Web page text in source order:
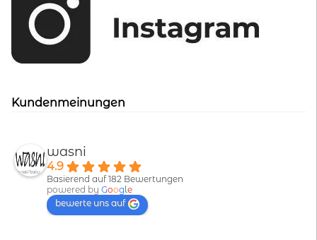
Kundenmeinungen
wasni
4.9
Basierend auf 182 Bewertungen
powered by Goog le
bewerte uns auf